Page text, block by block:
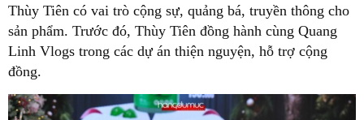
Thùy Tiên có vai trò cộng sự, quảng bá, truyền thông cho
sản phẩm. Trước đó, Thùy Tiên đồng hành cùng Quang
Linh Vlogs trong các dự án thiện nguyện, hỗ trợ cộng
đồng.